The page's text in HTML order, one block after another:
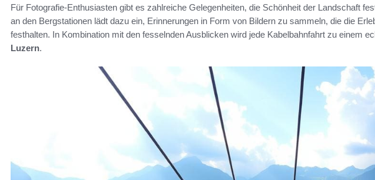
Für Fotografie-Enthusiasten gibt es zahlreiche Gelegenheiten, die Schönheit der Landschaft
an den Bergstationen lädt dazu ein, Erinnerungen in Form von Bildern zu sammeln, die die
festhalten. In Kombination mit den fesselnden Ausblicken wird jede Kabelbahnfahrt zu einem
Luzern.